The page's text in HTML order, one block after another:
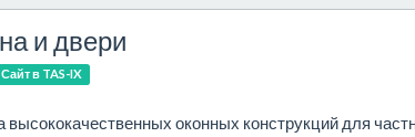
и двери
Сайт в TAS-IX
высококачественных оконных конструкций для